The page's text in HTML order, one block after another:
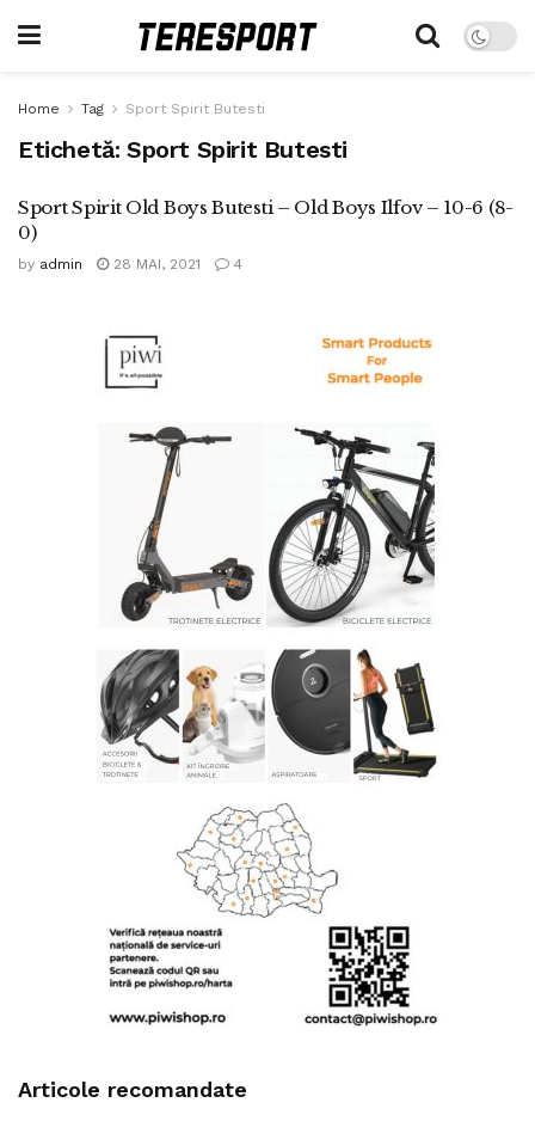
Home Tag Sport Spirit Butesti
Etichetă: Sport Spirit Butesti
Sport Spirit Old Boys Butesti – Old Boys Ilfov – 10-6 (8-
0)
by admin 28 MAI, 2021 4
Articole recomandate